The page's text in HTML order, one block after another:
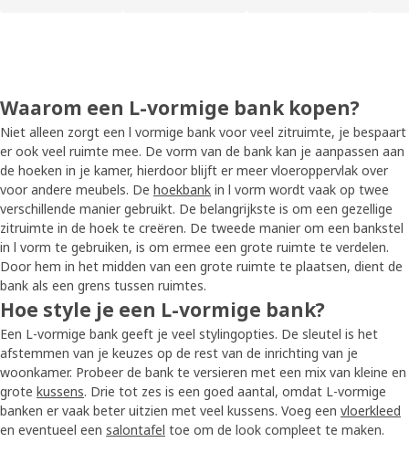
Waarom een L-vormige bank kopen?
Niet alleen zorgt een l vormige bank voor veel zitruimte, je bespaart
er ook veel ruimte mee. De vorm van de bank kan je aanpassen aan
de hoeken in je kamer, hierdoor blijft er meer vloeroppervlak over
voor andere meubels. De hoekbank in l vorm wordt vaak op twee
verschillende manier gebruikt. De belangrijkste is om een gezellige
zitruimte in de hoek te creëren. De tweede manier om een bankstel
in l vorm te gebruiken, is om ermee een grote ruimte te verdelen.
Door hem in het midden van een grote ruimte te plaatsen, dient de
bank als een grens tussen ruimtes.
Hoe style je een L-vormige bank?
Een L-vormige bank geeft je veel stylingopties. De sleutel is het
afstemmen van je keuzes op de rest van de inrichting van je
woonkamer. Probeer de bank te versieren met een mix van kleine en
grote kussens. Drie tot zes is een goed aantal, omdat L-vormige
banken er vaak beter uitzien met veel kussens. Voeg een vloerkleed
en eventueel een salontafel toe om de look compleet te maken.